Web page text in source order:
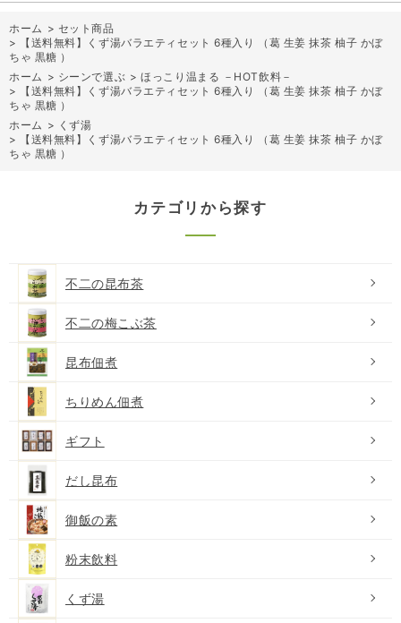
ホーム > セット商品
>
【送料無料】くず湯バラエティセット 6種入り （葛 生姜 抹茶 柚子 かぼ
ちゃ 黒糖 ）
ホーム > シーンで選ぶ >ほっこり温まる －HOT飲料－
>
【送料無料】くず湯バラエティセット 6種入り （葛 生姜 抹茶 柚子 かぼ
ちゃ 黒糖 ）
ホーム > くず湯
>
【送料無料】くず湯バラエティセット 6種入り （葛 生姜 抹茶 柚子 かぼ
ちゃ 黒糖 ）
カテゴリから探す
不二の昆布茶
不二の梅こぶ茶
昆布佃煮
ちりめん佃煮
ギフト
だし昆布
御飯の素
粉末飲料
くず湯